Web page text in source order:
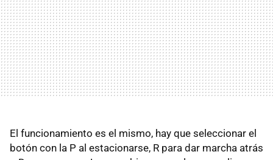
El funcionamiento es el mismo, hay que seleccionar el
botón con la P al estacionarse, R para dar marcha atrás